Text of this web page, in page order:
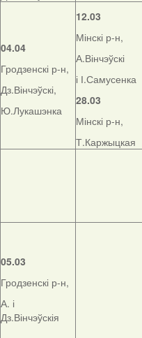
04.04
Гродзенскі р-н,
Дз.Вінчэўскі,
Ю.Лукашэнка
12.03
Мінскі р-н,
А.Вінчэўскі
і І.Самусенка
28.03
Мінскі р-н,
Т.Каржыцкая
05.03
Гродзенскі р-н,
А. і
Дз.Вінчэўскія